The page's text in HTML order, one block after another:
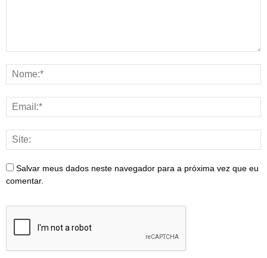
Salvar meus dados neste navegador para a próxima vez que eu
comentar.